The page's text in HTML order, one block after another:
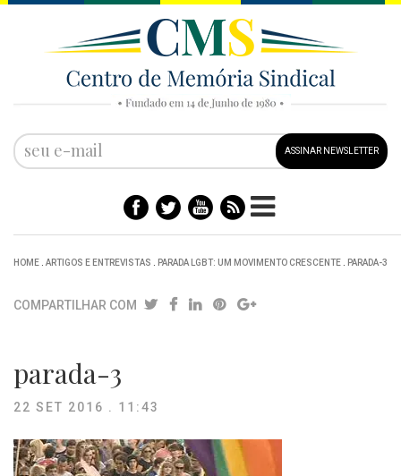
ASSINAR NEWSLETTER
HOME ARTIGOS E ENTREVISTAS PARADA LGBT: UM MOVIMENTO CRESCENTE PARADA-3
COMPARTILHAR COM
parada-3
22 SET 2016 . 11:43